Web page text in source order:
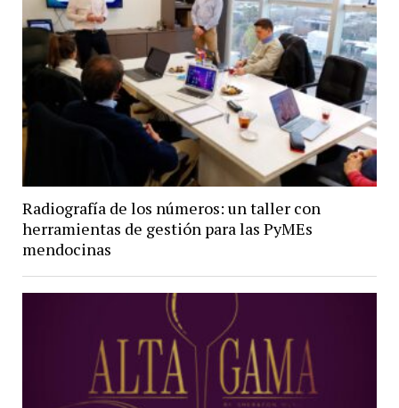
Radiografía de los números: un taller con
herramientas de gestión para las PyMEs
mendocinas